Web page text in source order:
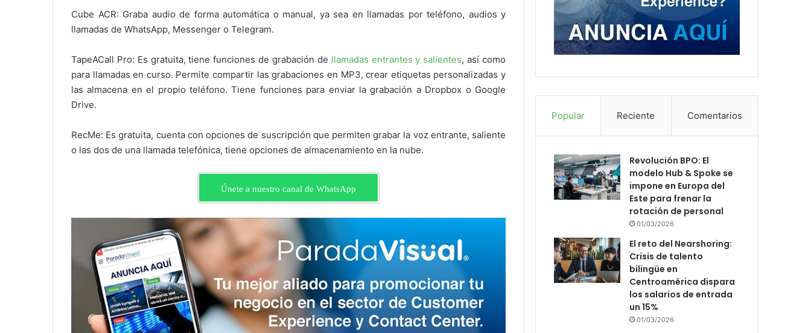
Cube ACR: Graba audio de forma automática o manual, ya sea en llamadas por teléfono, audios y
llamadas de WhatsApp, Messenger o Telegram.
TapeACall Pro: Es gratuita, tiene funciones de grabación de llamadas entrantes y salientes, así como
para llamadas en curso. Permite compartir las grabaciones en MP3, crear etiquetas personalizadas y
las almacena en el propio teléfono. Tiene funciones para enviar la grabación a Dropbox o Google
Drive.
RecMe: Es gratuita, cuenta con opciones de suscripción que permiten grabar la voz entrante, saliente
o las dos de una llamada telefónica, tiene opciones de almacenamiento en la nube.
Únete a nuestro canal de WhatsApp
Popular Reciente Comentarios
Revolución BPO: El
modelo Hub & Spoke se
impone en Europa del
Este para frenar la
rotación de personal
01/03/2026
El reto del Nearshoring:
Crisis de talento
bilingüe en
Centroamérica dispara
los salarios de entrada
un 15%
01/03/2026